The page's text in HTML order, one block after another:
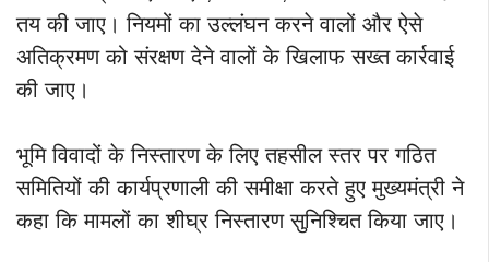
तय की जाए। नियमों का उल्लंघन करने वालों और ऐसे
अतिक्रमण को संरक्षण देने वालों के खिलाफ सख्त कार्रवाई
की जाए।
भूमि विवादों के निस्तारण के लिए तहसील स्तर पर गठित
समितियों की कार्यप्रणाली की समीक्षा करते हुए मुख्यमंत्री ने
कहा कि मामलों का शीघ्र निस्तारण सुनिश्चित किया जाए।